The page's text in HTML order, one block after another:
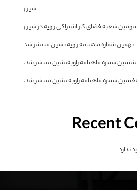
شیراز
سومین شعبه فضای کار اشتراکی زاویه در شیراز
نهمین شماره ماهنامه زاویه نشین منتشر شد
شماره ماهنامه زاویه‌نشین منتشر شد.
شماره ماهنامه زاویه نشین منتشر شد.
Recent
ندارد.